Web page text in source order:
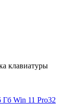
клавиатуры
Гб Win 11 Pro32